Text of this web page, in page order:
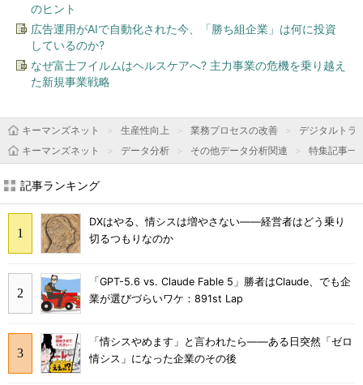
のヒント
広告運用がAIで自動化された今、「勝ち組企業」は何に投資
しているのか?
なぜ富士フイルムはヘルスケアへ? 主力事業の危機を乗り越え
た新規事業戦略
キーマンズネット 生産性向上 業務プロセスの改善
デジタルトラ
キーマンズネット
データ分析 その他データ分析関連 特集記事一
記事ランキング
DXはやる、情シスは増やさない――経営者はどう乗り
切るつもりなのか
「GPT-5.6 vs. Claude Fable 5」勝者はClaude、でも企
業が選びづらいワケ：891st Lap
「情シスやめます」と言われたら――ある日突然「ゼロ
情シス」になった企業のその後